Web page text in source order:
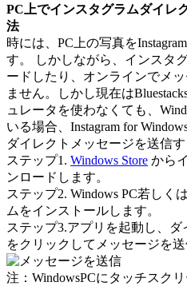
PC上でインスタグラムダイレ
法
時には、PC上の写真を
す。 しかしながら、インスタ
ードしたり、オンラインでメ
ません。しかし現在は
ュレータを使わなくても、
いる場合、Instagram for
ダイレクトメッセージを送信す
ステップ1. Windows Store から
ンロードします。
ステップ2. Windows PC若しく
ムをインストールします。
ステップ3.アプリを起動し、
をクリックしてメッセージを送
注：WindowsPCにタッチスク